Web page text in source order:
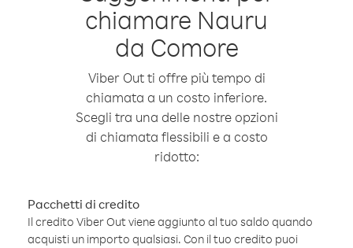
chiamare Nauru
da Comore
Viber Out ti offre più tempo di
chiamata a un costo inferiore.
Scegli tra una delle nostre opzioni
di chiamata flessibili e a costo
ridotto:
Pacchetti di credito
Il credito Viber Out viene aggiunto al tuo saldo quando
acquisti un importo qualsiasi. Con il tuo credito puoi